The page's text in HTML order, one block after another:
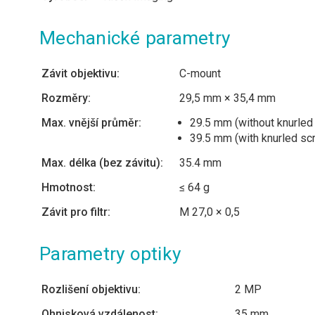
Mechanické parametry
Závit objektivu:
C-mount
Rozměry:
29,5 mm × 35,4 mm
Max. vnější průměr:
29.5 mm (without
39.5 mm (with knurled
Max. délka (bez závitu):
35.4 mm
Hmotnost:
≤ 64 g
Závit pro filtr:
M 27,0 × 0,5
Parametry optiky
Rozlišení objektivu:
2 MP